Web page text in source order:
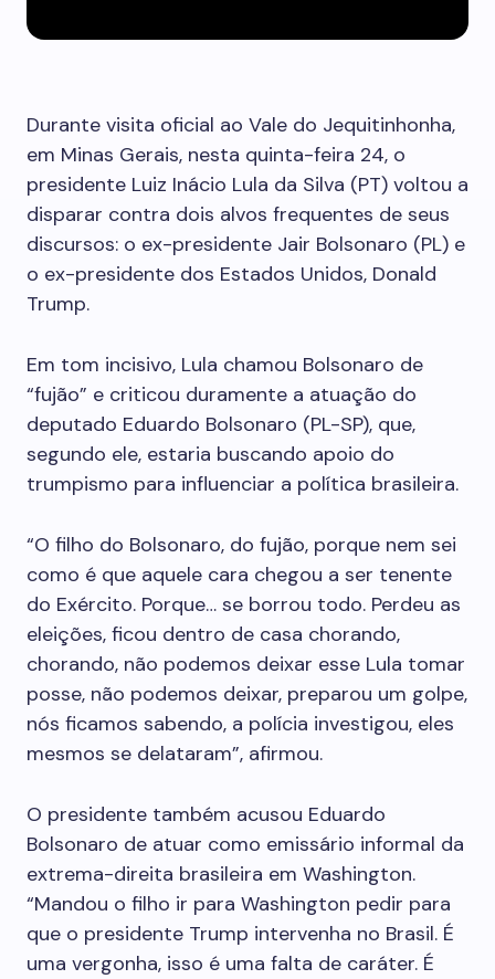
Durante visita oficial ao Vale do Jequitinhonha,
em Minas Gerais, nesta quinta-feira 24, o
presidente Luiz Inácio Lula da Silva (PT) voltou a
disparar contra dois alvos frequentes de seus
discursos: o ex-presidente Jair Bolsonaro (PL) e
o ex-presidente dos Estados Unidos, Donald
Trump.
Em tom incisivo, Lula chamou Bolsonaro de
“fujão” e criticou duramente a atuação do
deputado Eduardo Bolsonaro (PL-SP), que,
segundo ele, estaria buscando apoio do
trumpismo para influenciar a política brasileira.
“O filho do Bolsonaro, do fujão, porque nem sei
como é que aquele cara chegou a ser tenente
do Exército. Porque… se borrou todo. Perdeu as
eleições, ficou dentro de casa chorando,
chorando, não podemos deixar esse Lula tomar
posse, não podemos deixar, preparou um golpe,
nós ficamos sabendo, a polícia investigou, eles
mesmos se delataram”, afirmou.
O presidente também acusou Eduardo
Bolsonaro de atuar como emissário informal da
extrema-direita brasileira em Washington.
“Mandou o filho ir para Washington pedir para
que o presidente Trump intervenha no Brasil. É
uma vergonha, isso é uma falta de caráter. É